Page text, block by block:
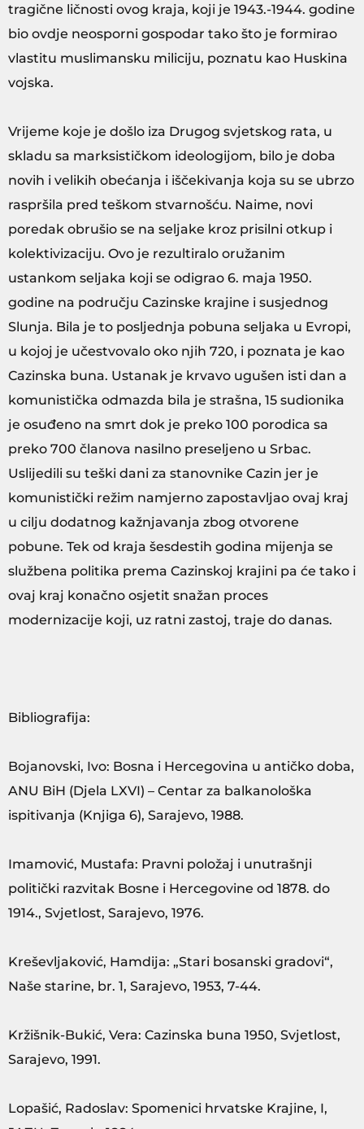
tragične ličnosti ovog kraja, koji je 1943.-1944. godine
bio ovdje neosporni gospodar tako što je formirao
vlastitu muslimansku miliciju, poznatu kao Huskina
vojska.
Vrijeme koje je došlo iza Drugog svjetskog rata, u
skladu sa marksističkom ideologijom, bilo je doba
novih i velikih obećanja i iščekivanja koja su se ubrzo
raspršila pred teškom stvarnošću. Naime, novi
poredak obrušio se na seljake kroz prisilni otkup i
kolektivizaciju. Ovo je rezultiralo oružanim
ustankom seljaka koji se odigrao 6. maja 1950.
godine na području Cazinske krajine i susjednog
Slunja. Bila je to posljednja pobuna seljaka u Evropi,
u kojoj je učestvovalo oko njih 720, i poznata je kao
Cazinska buna. Ustanak je krvavo ugušen isti dan a
komunistička odmazda bila je strašna, 15 sudionika
je osuđeno na smrt dok je preko 100 porodica sa
preko 700 članova nasilno preseljeno u Srbac.
Uslijedili su teški dani za stanovnike Cazin jer je
komunistički režim namjerno zapostavljao ovaj kraj
u cilju dodatnog kažnjavanja zbog otvorene
pobune. Tek od kraja šesdestih godina mijenja se
službena politika prema Cazinskoj krajini pa će tako i
ovaj kraj konačno osjetit snažan proces
modernizacije koji, uz ratni zastoj, traje do danas.
Bibliografija:
Bojanovski, Ivo: Bosna i Hercegovina u antičko doba,
ANU BiH (Djela LXVI) – Centar za balkanološka
ispitivanja (Knjiga 6), Sarajevo, 1988.
Imamović, Mustafa: Pravni položaj i unutrašnji
politički razvitak Bosne i Hercegovine od 1878. do
1914., Svjetlost, Sarajevo, 1976.
Kreševljaković, Hamdija: „Stari bosanski gradovi“,
Naše starine, br. 1, Sarajevo, 1953, 7-44.
Kržišnik-Bukić, Vera: Cazinska buna 1950, Svjetlost,
Sarajevo, 1991.
Lopašić, Radoslav: Spomenici hrvatske Krajine, I,